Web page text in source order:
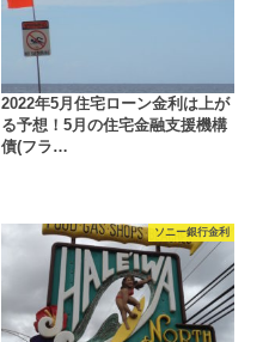
2022年5月住宅ローン金利は上が
る予想！5月の住宅金融支援機構
債(フラ…
ソニー銀行金利